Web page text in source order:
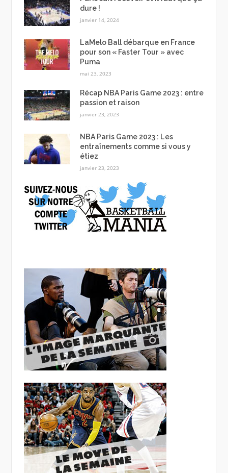
dure !
janvier 14, 2024
LaMelo Ball débarque en France
pour son « Faster Tour » avec
Puma
mai 23, 2023
Récap NBA Paris Game 2023 : entre
passion et raison
janvier 23, 2023
NBA Paris Game 2023 : Les
entraînements comme si vous y
étiez
janvier 23, 2023